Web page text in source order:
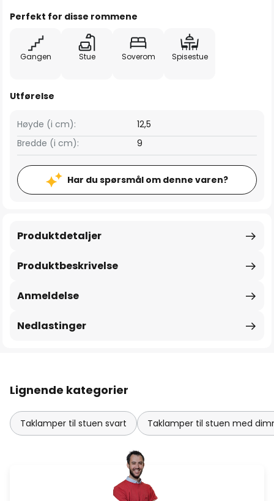
Perfekt for disse rommene
Gangen Stue Soverom Spisestue
Utførelse
Bredde (i cm): 9
Høyde (i cm): 12,5
Har du spørsmål om denne varen?
Produktbeskrivelse
Produktdetaljer
Anmeldelse
Nedlastinger
Lignende kategorier
Taklamper til stuen svart Taklamper til stuen med